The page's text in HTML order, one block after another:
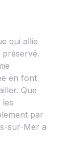
qui allie
en font
Que
par
sur-Mer a